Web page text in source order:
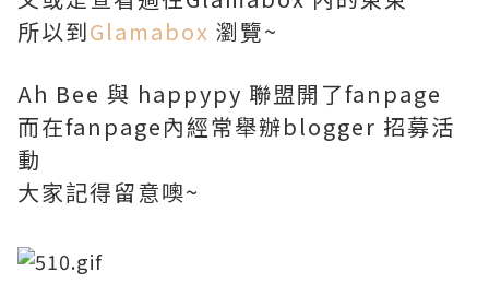
所以到Glamabox 瀏覽~
Ah Bee 與 happypy 聯盟開了fanpage
而在fanpage內經常舉辦blogger 招募活
動
大家記得留意噢~